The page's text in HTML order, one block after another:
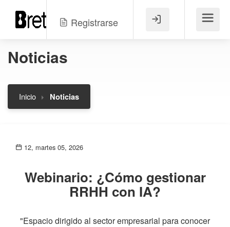
Registrarse Menú
Noticias
Inicio Noticias
12, martes 05, 2026
Webinario: ¿Cómo gestionar
RRHH con IA?
"Espacio dirigido al sector empresarial para conocer